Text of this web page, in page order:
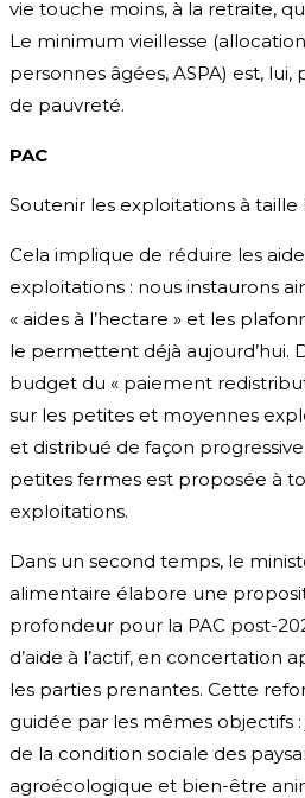
vie touche moins, à la retraite,
Le minimum vieillesse
personnes âgées, ASPA) est,
de pauvreté.
PAC
Soutenir les exploitations à taille
Cela implique de réduire les
exploitations : nous instaurons
« aides à l’hectare » et les
le permettent déjà aujourd’hui.
budget du « paiement
sur les petites et moyennes
et distribué de façon
petites fermes est proposée à
exploitations.
Dans un second temps, le
alimentaire élabore une
profondeur pour la PAC post-
d’aide à l’actif, en concertation
les parties prenantes. Cette
guidée par les mêmes objectifs
de la condition sociale des
agroécologique et bien-être